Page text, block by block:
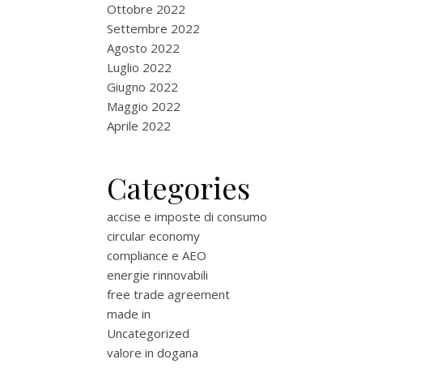
Ottobre 2022
Settembre 2022
Agosto 2022
Luglio 2022
Giugno 2022
Maggio 2022
Aprile 2022
Categories
accise e imposte di consumo
circular economy
compliance e AEO
energie rinnovabili
free trade agreement
made in
Uncategorized
valore in dogana